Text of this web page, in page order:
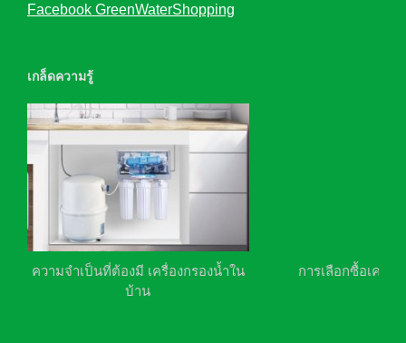
Facebook GreenWaterShopping
เกล็ดความรู้
ความจำเป็นที่ต้องมี เครื่องกรองน้ำใน
บ้าน
การเลือกซื้อเครื่อ